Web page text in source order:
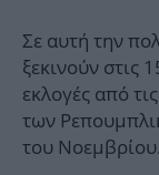
Σε αυτή την
ξεκινούν στις
εκλογές από
των
του Νοεμβρίου.